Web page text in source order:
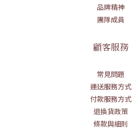
品牌精神
團隊成員
顧客服務
常見問題
運送服務方式
付款服務方式
退換貨政策
條款與細則